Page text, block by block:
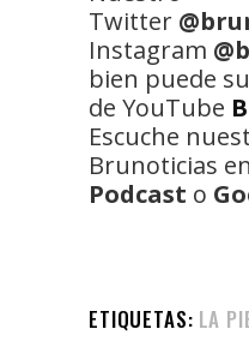
Twitter
Instagram
bien puede
de YouTube
Escuche
Brunoticias en
Podcast o
ETIQUETAS: LA